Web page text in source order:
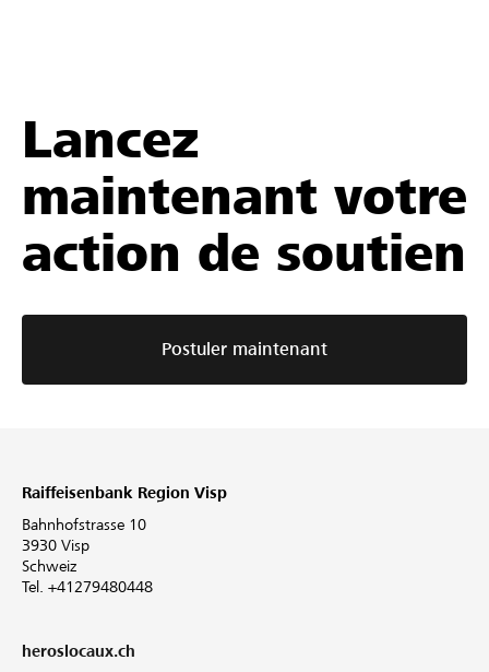
Lancez
maintenant votre
action de soutien
Postuler maintenant
Raiffeisenbank Region Visp
Bahnhofstrasse 10
3930 Visp
Schweiz
Tel. +41279480448
heroslocaux.ch